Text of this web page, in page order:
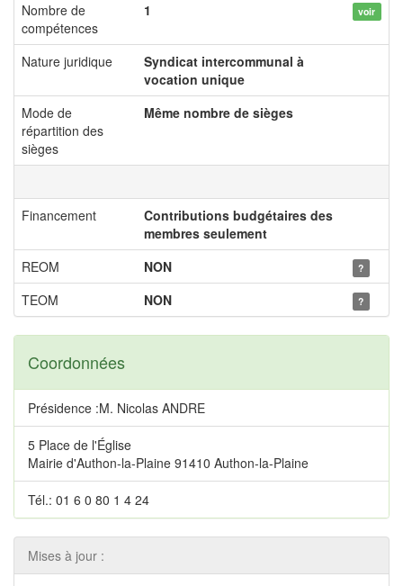
Nombre de
compétences
1 voir
Nature juridique
Syndicat intercommunal à
vocation unique
Mode de
répartition des
sièges
Même nombre de sièges
Financement
Contributions budgétaires des
membres seulement
REOM
NON ?
TEOM NON ?
Coordonnées
Présidence :M. Nicolas ANDRE
5 Place de l'Église
Mairie d'Authon-la-Plaine 91410 Authon-la-Plaine
Tél.: 01 6 0 80 1 4 24
Mises à jour :